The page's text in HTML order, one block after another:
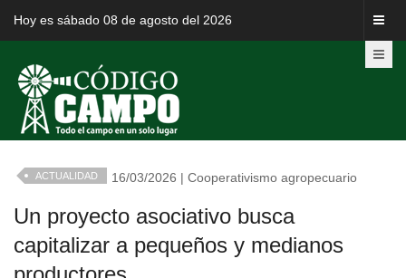
Hoy es sábado 08 de agosto del 2026
ACTUALIDAD 16/03/2026 | Cooperativismo agropecuario
Un proyecto asociativo busca
capitalizar a pequeños y medianos